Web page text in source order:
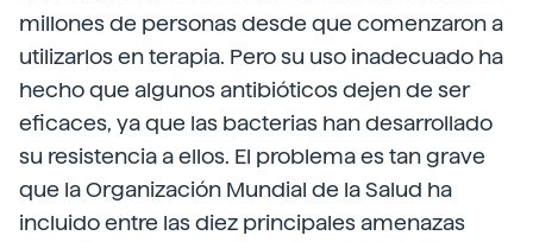
millones de personas desde que comenzaron a
utilizarlos en terapia. Pero su uso inadecuado ha
hecho que algunos antibióticos dejen de ser
eficaces, ya que las bacterias han desarrollado
su resistencia a ellos. El problema es tan grave
que la Organización Mundial de la Salud ha
incluido entre las diez principales amenazas